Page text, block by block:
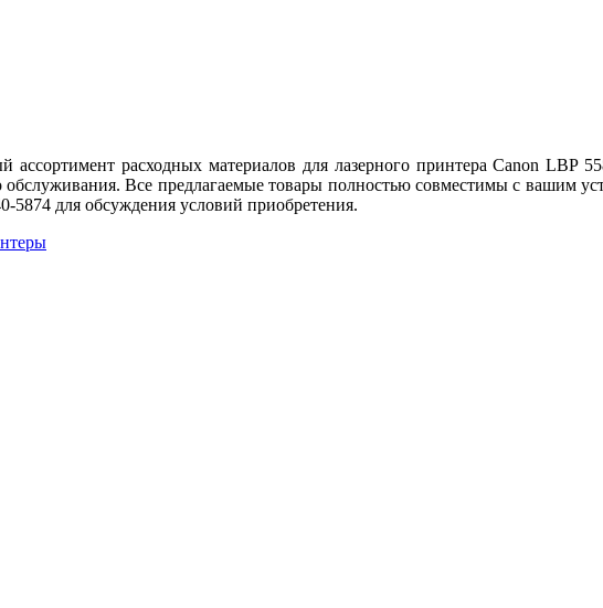
расходных материалов для лазерного принтера Canon LBP
Все предлагаемые товары полностью совместимы с вашим
5874 для обсуждения условий приобретения.